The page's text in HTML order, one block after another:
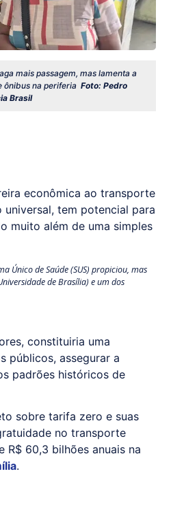
mais passagem, mas lamenta a
ônibus na periferia Foto: Pedro
Brasil
econômica ao transporte
tem potencial para
muito além de uma simples
Único de Saúde (SUS) propiciou, mas
de Brasília) e um dos
constituiria uma
públicos, assegurar a
padrões históricos de
sobre tarifa zero e suas
no transporte
R$ 60,3 bilhões anuais na
.